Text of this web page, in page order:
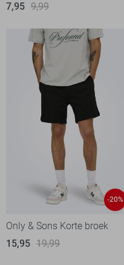
7,95 9,99
-20%
Only & Sons Korte broek
15,95 19,99